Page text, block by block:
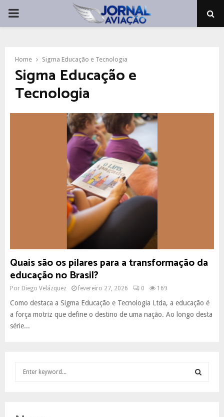
PRIMARY
Home Sigma Educação e Tecnologia
Sigma Educação e
Tecnologia
Quais são os pilares para a transformação da
educação no Brasil?
Por Diego Velázquez fevereiro 27, 2026 0 169
Como destaca a Sigma Educação e Tecnologia Ltda, a educação é
a força motriz que define o destino de uma nação. Ao longo desta
série...